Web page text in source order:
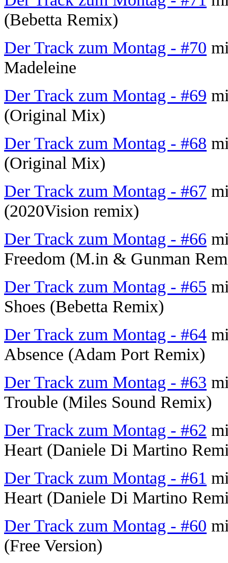
(Bebetta Remix)
Der Track zum Montag - #70
Madeleine
Der Track zum Montag - #69
(Original Mix)
Der Track zum Montag - #68
(Original Mix)
Der Track zum Montag - #67
(2020Vision remix)
Der Track zum Montag - #66
Freedom (M.in & Gunman
Der Track zum Montag - #65
Shoes (Bebetta Remix)
Der Track zum Montag - #64
Absence (Adam Port Remix)
Der Track zum Montag - #63
Trouble (Miles Sound Remix)
Der Track zum Montag - #62
Heart (Daniele Di Martino
Der Track zum Montag - #61
Heart (Daniele Di Martino
Der Track zum Montag - #60
(Free Version)